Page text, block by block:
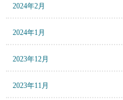
2024年2月
2024年1月
2023年12月
2023年11月